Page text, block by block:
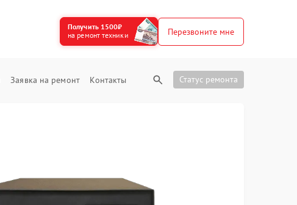
Получить 1500₽
на ремонт техники
Перезвоните мне
Заявка на ремонт Контакты Статус ремонта